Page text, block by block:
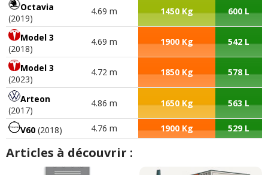
Octavia
(2019)
4.69 m 1450 Kg 600 L
Model 3
(2018)
4.69 m 1900 Kg 542 L
Model 3
(2023)
4.72 m 1850 Kg 578 L
Arteon
(2017)
4.86 m 1650 Kg 563 L
V60 (2018) 4.76 m 1900 Kg 529 L
Articles à découvrir :